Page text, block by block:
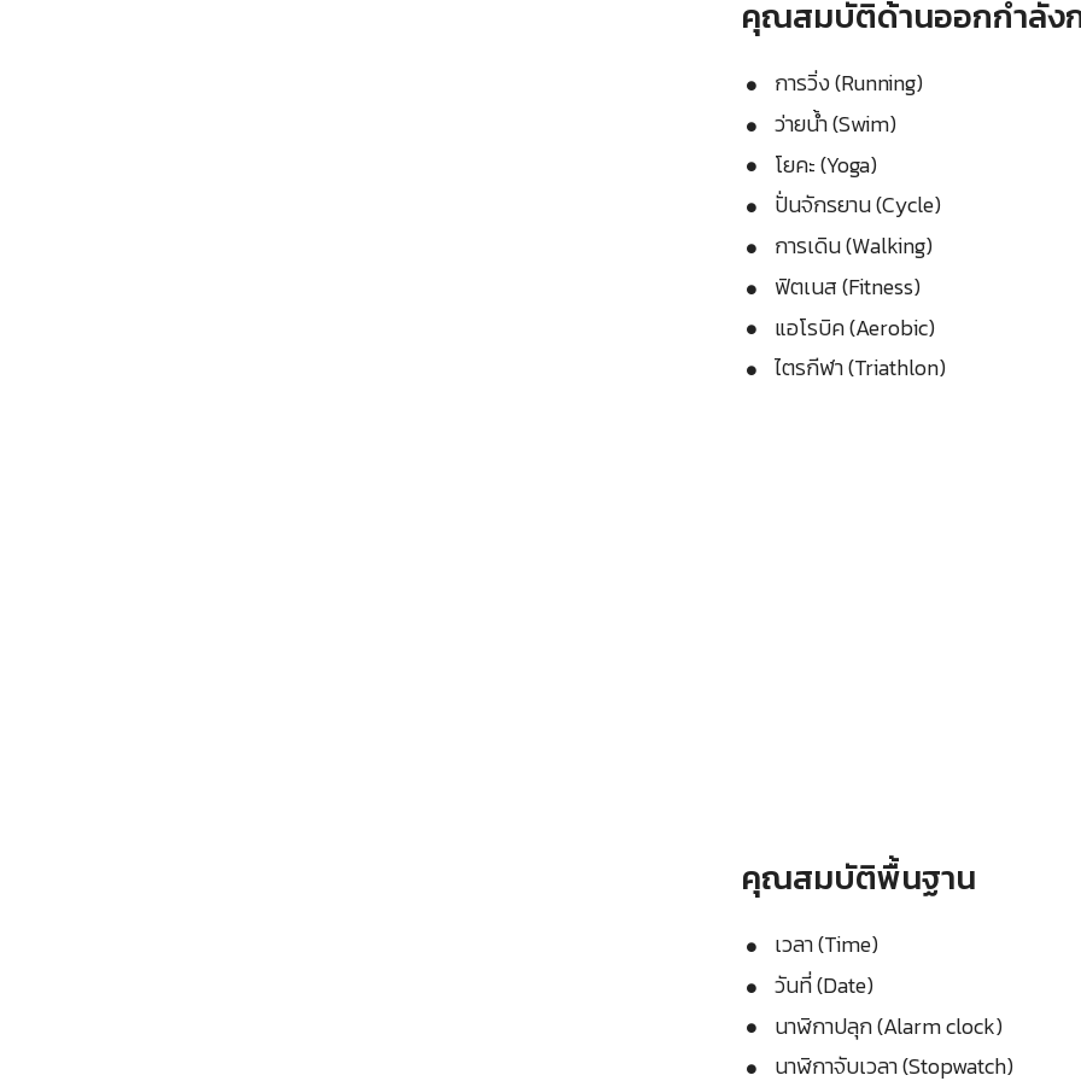
คุณสมบัติด้านออกกำลัง
การวิ่ง (Running)
ว่ายน้ำ (Swim)
โยคะ (Yoga)
ปั่นจักรยาน (Cycle)
การเดิน (Walking)
ฟิตเนส (Fitness)
แอโรบิค (Aerobic)
ไตรกีฬา (Triathlon)
คุณสมบัติพื้นฐาน
เวลา (Time)
วันที่ (Date)
นาฬิกาปลุก (Alarm clock)
นาฬิกาจับเวลา (Stopwatch)